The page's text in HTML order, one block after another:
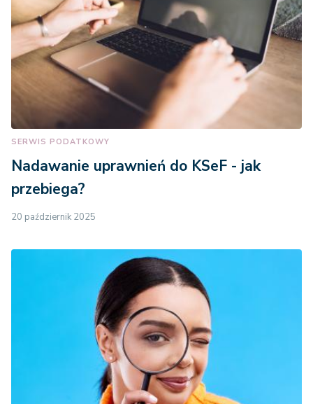
SERWIS PODATKOWY
Nadawanie uprawnień do KSeF - jak
przebiega?
20 październik 2025